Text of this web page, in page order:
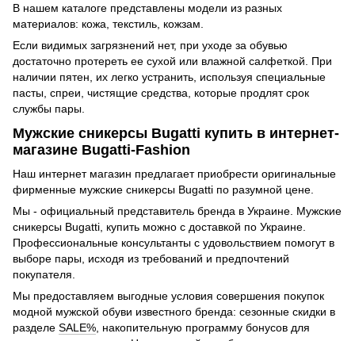
В нашем каталоге представлены модели из разных
материалов: кожа, текстиль, кожзам.
Если видимых загрязнений нет, при уходе за обувью
достаточно протереть ее сухой или влажной салфеткой. При
наличии пятен, их легко устранить, используя специальные
пасты, спреи, чистящие средства, которые продлят срок
службы пары.
Мужские сникерсы Bugatti купить в интернет-
магазине Bugatti-Fashion
Наш интернет магазин предлагает приобрести оригинальные
фирменные мужские сникерсы Bugatti по разумной цене.
Мы - официальный представитель бренда в Украине. Мужские
сникерсы Bugatti, купить можно с доставкой по Украине.
Профессиональные консультанты с удовольствием помогут в
выборе пары, исходя из требований и предпочтений
покупателя.
Мы предоставляем выгодные условия совершения покупок
модной мужской обуви известного бренда: сезонные скидки в
разделе SALE% , накопительную программу бонусов для